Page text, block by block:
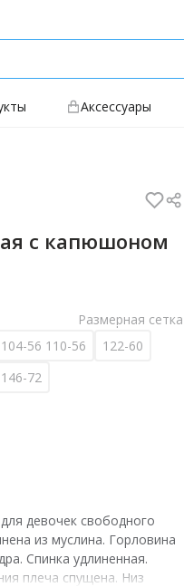
Аксессуары
с капюшоном
Размерная сетка
104-56 110-56
122-60
146-72
девочек свободного
из муслина. Горловина
Спинка удлиненная.
плеча спущена. Низ